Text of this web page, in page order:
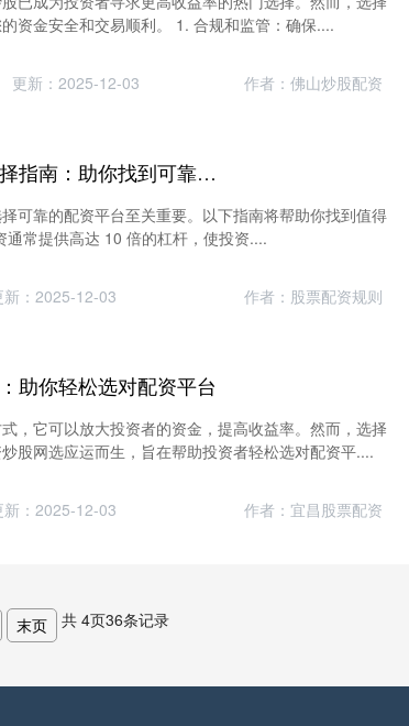
资金安全和交易顺利。 1. 合规和监管：确保....
更新：2025-12-03
作者：佛山炒股配资
在线炒股配资 配资炒股网选择指南：助你找到可靠平台
可靠的配资平台至关重要。以下指南将帮助你找到值得
常提供高达 10 倍的杠杆，使投资....
新：2025-12-03
作者：股票配资规则
助你轻松选对配资平台
，它可以放大投资者的资金，提高收益率。然而，选择
股网选应运而生，旨在帮助投资者轻松选对配资平....
新：2025-12-03
作者：宜昌股票配资
末页 共 4页36条记录